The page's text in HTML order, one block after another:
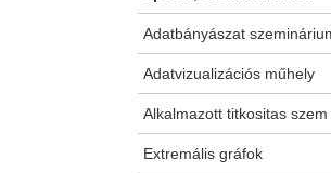
Adatbányászat
Adatvizualizációs műhely
Alkalmazott titkositas szem
Extremális gráfok